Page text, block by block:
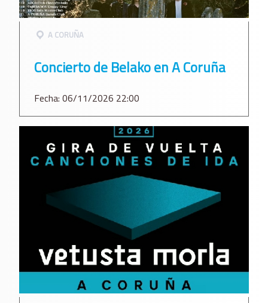
A CORUÑA
Concierto de Belako en A Coruña
Fecha: 06/11/2026 22:00